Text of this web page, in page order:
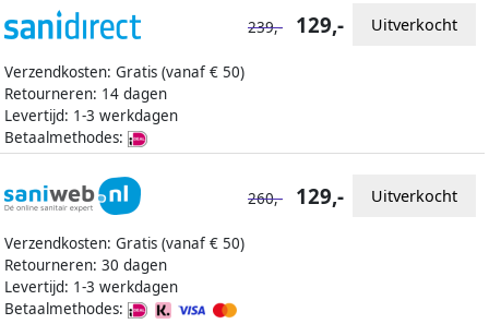
Verzendkosten: Gratis (vanaf € 50)
Retourneren: 14 dagen
Levertijd: 1-3 werkdagen
Betaalmethodes:
239,- 129,- Uitverkocht
Verzendkosten: Gratis (vanaf € 50)
Retourneren: 30 dagen
Levertijd: 1-3 werkdagen
Betaalmethodes:
260,- 129,- Uitverkocht